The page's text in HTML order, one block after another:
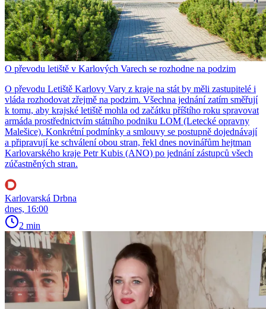
O převodu letiště v Karlových Varech se rozhodne na podzim
O převodu Letiště Karlovy Vary z kraje na stát by měli zastupitelé i
vláda rozhodovat zřejmě na podzim. Všechna jednání zatím směřují
k tomu, aby krajské letiště mohla od začátku příštího roku spravovat
armáda prostřednictvím státního podniku LOM (Letecké opravny
Malešice). Konkrétní podmínky a smlouvy se postupně dojednávají
a připravují ke schválení obou stran, řekl dnes novinářům hejtman
Karlovarského kraje Petr Kubis (ANO) po jednání zástupců všech
zúčastněných stran.
Karlovarská Drbna
dnes, 16:00
2 min